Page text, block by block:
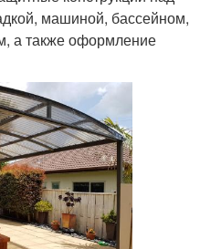
машиной, бассейном,
а также оформление